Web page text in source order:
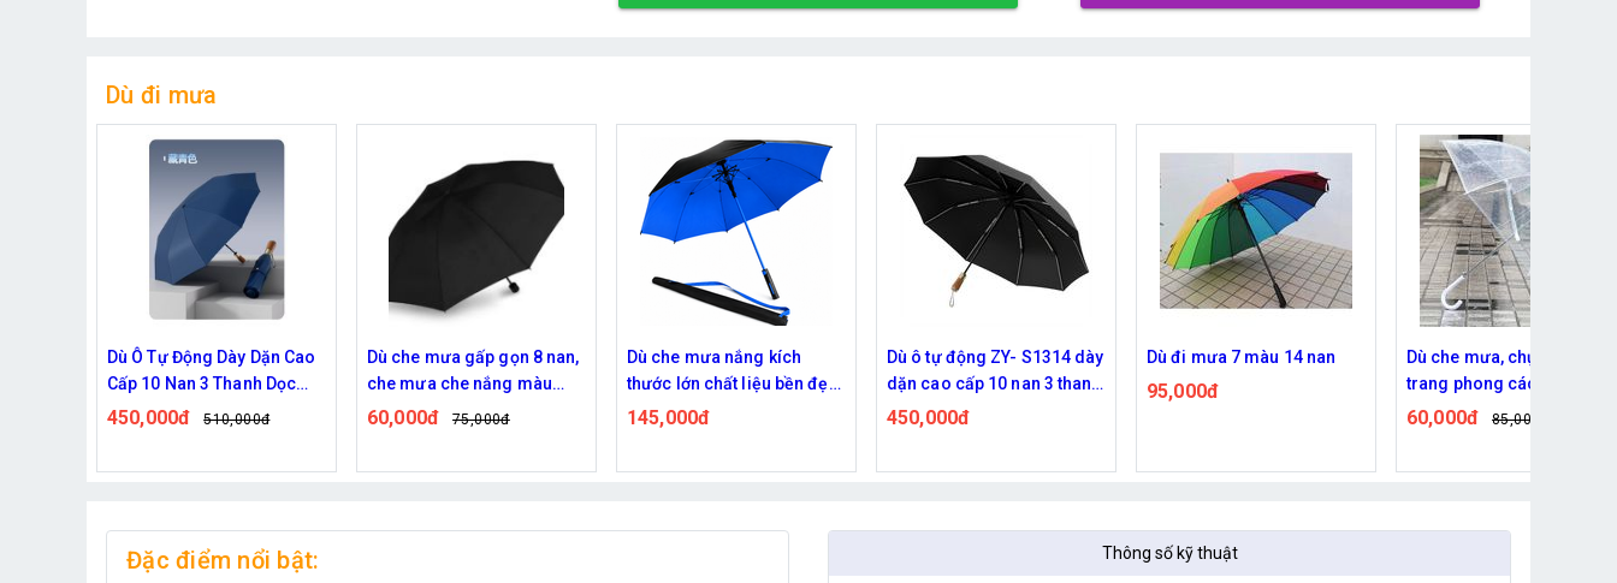
Dù đi mưa
Dù che mưa gấp gọn 8 nan,
che mưa che nắng màu
đen
60,000đ 75,000đ
Dù che mưa nắng kích
thước lớn chất liệu bền đẹp
- Màu Xanh
145,000đ
Dù ô tự động ZY- S1314 dày
dặn cao cấp 10 nan 3 thanh
dọc gấp gọn đường kính
450,000đ
Dù đi mưa 7 màu 14 nan
95,000đ
Dù che mưa, chụp hình thời
trang phong cách trong
Dù mini che mưa cho điện
thoại, xe gắn máy
30,000đ 45,000đ
Đặc điểm nổi bật: Thông số kỹ thuật